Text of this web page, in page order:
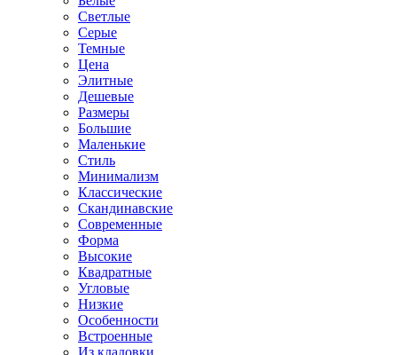
Светлые
Серые
Темные
Цена
Элитные
Дешевые
Размеры
Большие
Маленькие
Стиль
Минимализм
Классические
Скандинавские
Современные
Форма
Высокие
Квадратные
Угловые
Низкие
Особенности
Встроенные
Из кладовки